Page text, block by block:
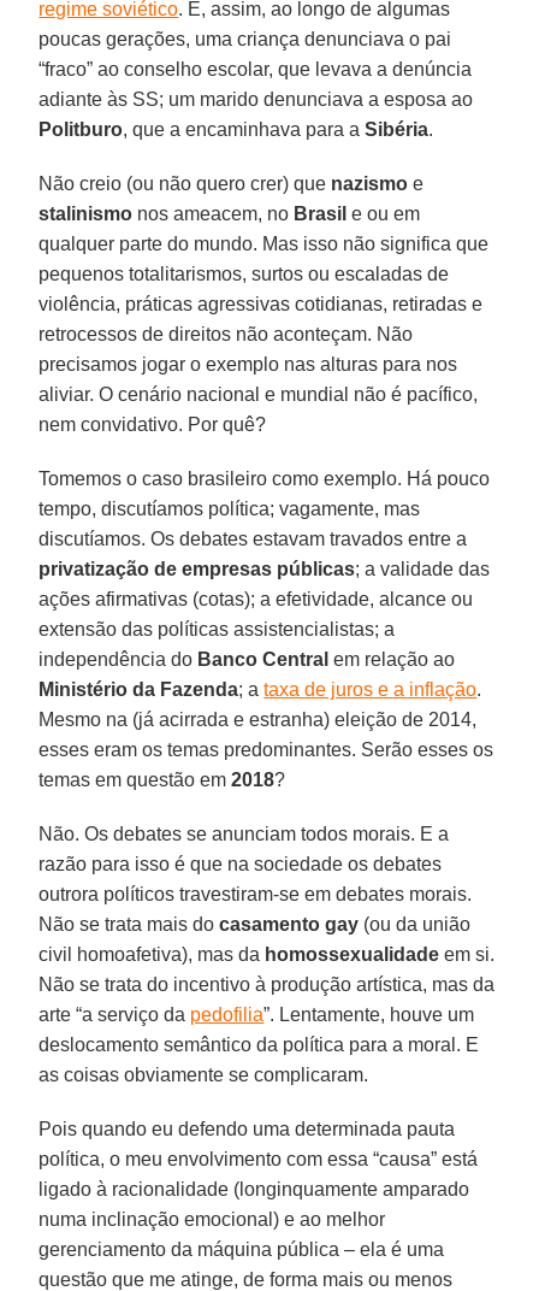
regime soviético. E, assim, ao longo de algumas
poucas gerações, uma criança denunciava o pai
“fraco” ao conselho escolar, que levava a denúncia
adiante às SS; um marido denunciava a esposa ao
Politburo, que a encaminhava para aSibéria.
Não creio (ou não quero crer) que nazismo e
stalinismo nos ameacem, no Brasil e ou em
qualquer parte do mundo. Mas isso não significa que
pequenos totalitarismos, surtos ou escaladas de
violência, práticas agressivas cotidianas, retiradas e
retrocessos de direitos não aconteçam. Não
precisamos jogar o exemplo nas alturas para nos
aliviar. O cenário nacional e mundial não é pacífico,
nem convidativo. Por quê?
Tomemos o caso brasileiro como exemplo. Há pouco
tempo, discutíamos política; vagamente, mas
discutíamos. Os debates estavam travados entre a
privatização de empresas públicas; a validade das
ações afirmativas (cotas); a efetividade, alcance ou
extensão das políticas assistencialistas; a
independência do Banco Central em relação ao
Ministério da Fazenda; ataxa de juros e a inflação.
Mesmo na (já acirrada e estranha) eleição de 2014,
esses eram os temas predominantes. Serão esses os
temas em questão em2018?
Não. Os debates se anunciam todos morais. E a
razão para isso é que na sociedade os debates
outrora políticos travestiram-se em debates morais.
Não se trata mais docasamento gay (ou da união
civil homoafetiva), mas da homossexualidade em si.
Não se trata do incentivo à produção artística, mas da
arte “a serviço da pedofilia”. Lentamente, houve um
deslocamento semântico da política para a moral. E
as coisas obviamente se complicaram.
Pois quando eu defendo uma determinada pauta
política, o meu envolvimento com essa “causa” está
ligado à racionalidade (longinquamente amparado
numa inclinação emocional) e ao melhor
gerenciamento da máquina pública – ela é uma
questão que me atinge, de forma mais ou menos